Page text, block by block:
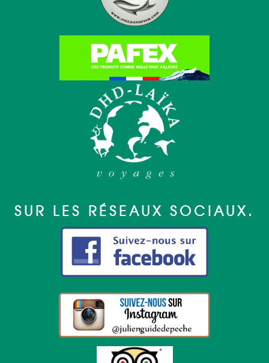
SUR LES RÉSEAUX SOCIAUX.